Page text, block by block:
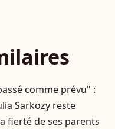
comme prévu" :
Sarkozy reste
fierté de ses parents